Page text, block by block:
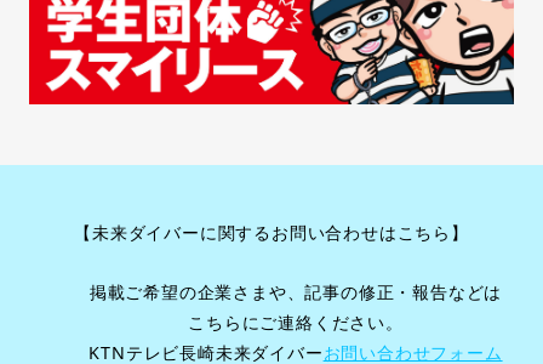
【未来ダイバーに関するお問い合わせはこちら】
掲載ご希望の企業さまや、記事の修正・報告などは
こちらにご連絡ください。
KTNテレビ長崎未来ダイバーお問い合わせフォーム